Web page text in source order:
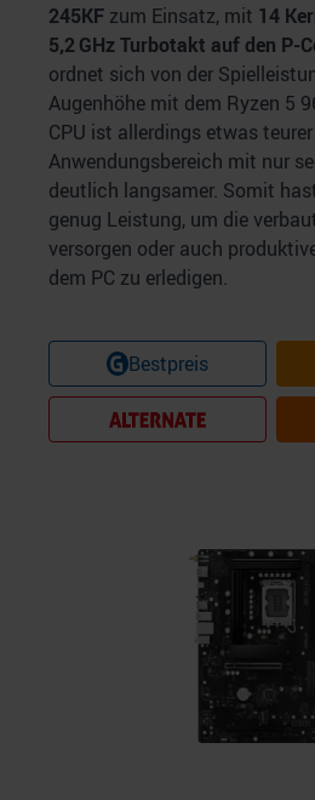
245KF zum Einsatz, mit 14
5,2 GHz Turbotakt auf den P-
ordnet sich von der
Augenhöhe mit dem Ryzen 5
CPU ist allerdings etwas
Anwendungsbereich mit nur
deutlich langsamer. Somit
genug Leistung, um die
versorgen oder auch
dem PC zu erledigen.
Bestpreis